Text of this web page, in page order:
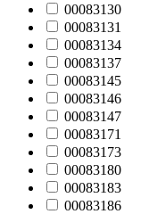
00083130
00083131
00083134
00083137
00083145
00083146
00083147
00083171
00083173
00083180
00083183
00083186